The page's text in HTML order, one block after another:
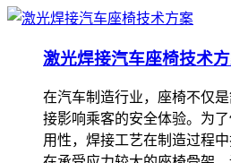
激光焊接汽车座椅技术
在汽车制造行业，座椅不仅
接影响乘客的安全体验。为
用性，焊接工艺在制造过程